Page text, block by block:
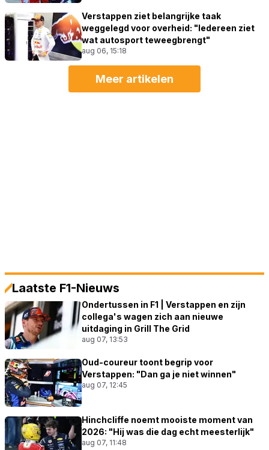
Verstappen ziet belangrijke taak
weggelegd voor overheid: "Iedereen ziet
wat autosport teweegbrengt"
aug 06, 15:18
Meer artikelen
Laatste F1-Nieuws
Ondertussen in F1 | Verstappen en zijn
collega's wagen zich aan nieuwe
uitdaging in Grill The Grid
aug 07, 13:53
Oud-coureur toont begrip voor
Verstappen: "Dan ga je niet winnen"
aug 07, 12:45
Hinchcliffe noemt mooiste moment van
2026: "Hij was die dag echt meesterlijk"
aug 07, 11:48